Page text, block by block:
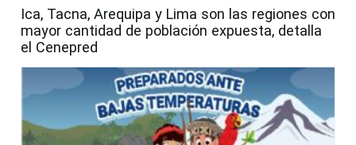
Ica, Tacna, Arequipa y Lima son las regiones con
mayor cantidad de población expuesta, detalla
el Cenepred